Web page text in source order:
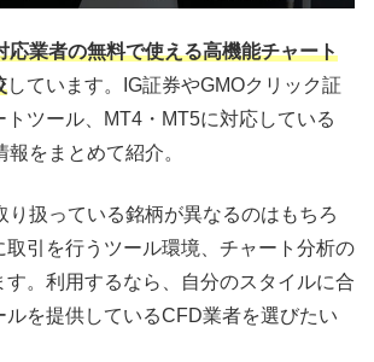
応業者の無料で使える高機能チャート
しています。IG証券やGMOクリック証
トツール、MT4・MT5に対応している
をまとめて紹介。
り扱っている銘柄が異なるのはもちろ
取引を行うツール環境、チャート分析の
す。利用するなら、自分のスタイルに合
ルを提供しているCFD業者を選びたい